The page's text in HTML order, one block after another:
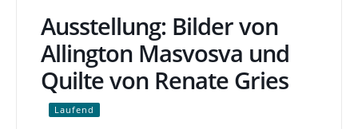
Ausstellung: Bilder von
Allington Masvosva und
Quilte von Renate Gries
Laufend